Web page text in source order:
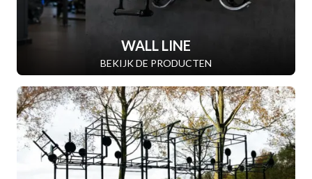
WALL LINE
BEKIJK DE PRODUCTEN